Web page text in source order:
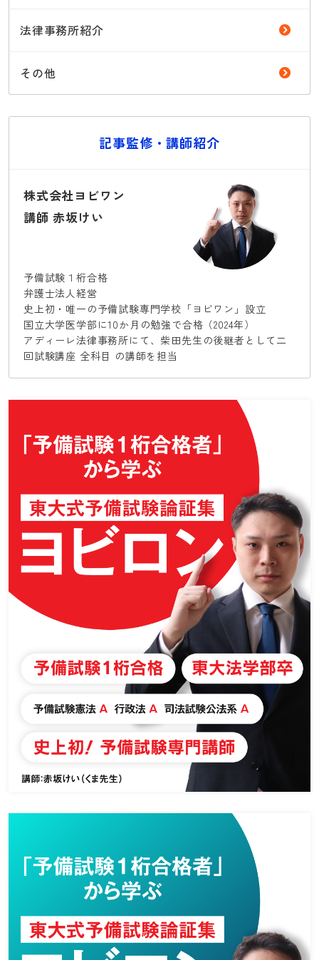
法律事務所紹介
その他
記事監修・講師紹介
株式会社ヨビワン
講師 赤坂けい
予備試験１桁合格
弁護士法人経営
史上初・唯一の予備試験専門学校「ヨビワン」設立
国立大学医学部に10か月の勉強で合格（2024年）
アディーレ法律事務所にて、柴田先生の後継者として二
回試験講座 全科目 の講師を担当